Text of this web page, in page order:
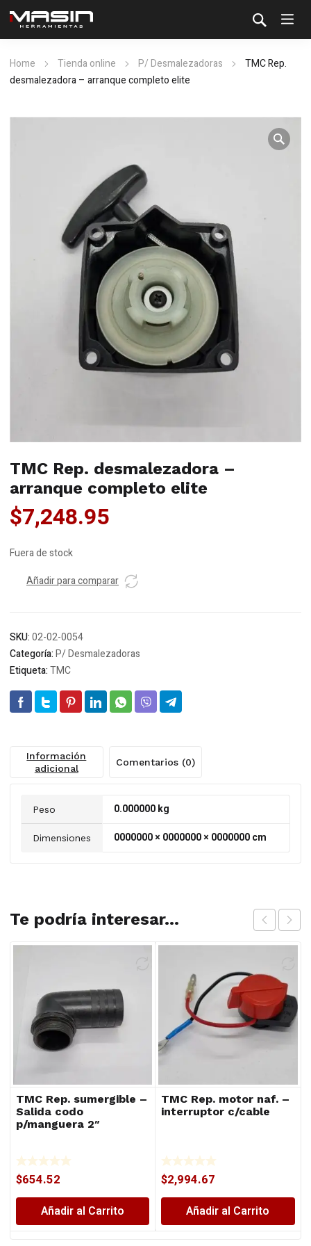
Home Tienda online P/ Desmalezadoras
TMC Rep.
desmalezadora – arranque completo elite
TMC Rep. desmalezadora –
arranque completo elite
$7,248.95
Fuera de stock
Añadir para comparar
SKU:02-02-0054
Categoría:P/ Desmalezadoras
Etiqueta:TMC
Información
adicional
Comentarios (0)
Peso 0.000000 kg
Dimensiones 0000000 × 0000000 × 0000000 cm
Te podría interesar...
TMC Rep. sumergible –
Salida codo
p/manguera 2″
$654.52
Añadir al Carrito
TMC Rep. motor naf. –
interruptor c/cable
$2,994.67
Añadir al Carrito